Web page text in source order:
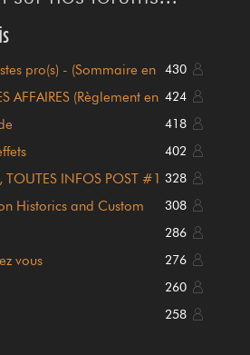
pro(s) - (Sommaire en
430
AFFAIRES (Règlement en 424
418
402
INFOS POST #1 328
Historics and Custom
308
286
vous 276
260
258